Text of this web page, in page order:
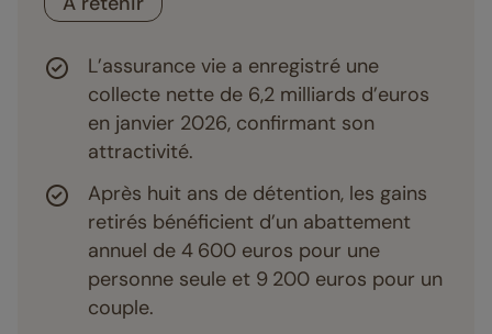
L’assurance vie a enregistré une
collecte nette de 6,2 milliards d’euros
en janvier 2026, confirmant son
attractivité.
Après huit ans de détention, les gains
retirés bénéficient d’un abattement
annuel de 4 600 euros pour une
personne seule et 9 200 euros pour un
couple.